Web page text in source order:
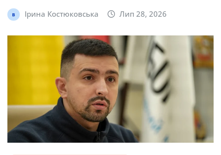
Ірина Костюковська Лип 28, 2026